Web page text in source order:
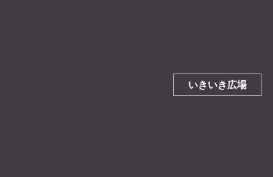
いきいき広場